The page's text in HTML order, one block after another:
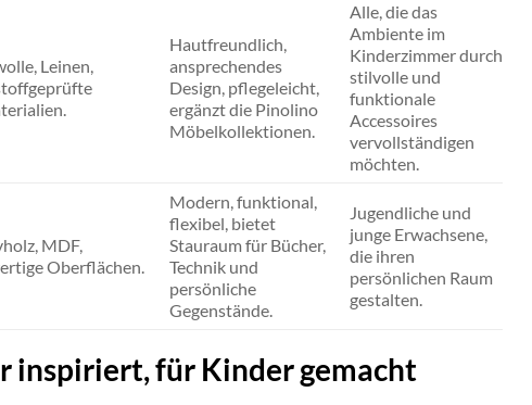
Leinen,
Hautfreundlich,
ansprechendes
Design, pflegeleicht,
ergänzt die Pinolino
Möbelkollektionen.
Alle, die das
Ambiente im
Kinderzimmer durch
stilvolle und
funktionale
Accessoires
vervollständigen
möchten.
MDF,
Oberflächen.
Modern, funktional,
flexibel, bietet
Stauraum für Bücher,
Technik und
persönliche
Gegenstände.
Jugendliche und
junge Erwachsene,
die ihren
persönlichen Raum
gestalten.
inspiriert, für Kinder gemacht